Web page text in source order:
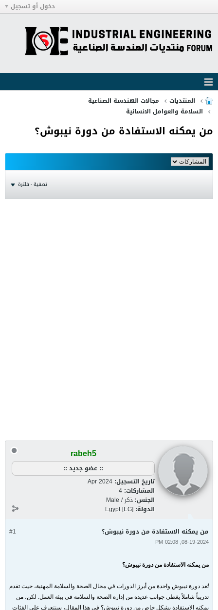
دخول أو تسجيل
المنتديات
مجالات الهندسة الصناعية
السلامة والعوامل الانسانية
من يمكنه الاستفادة من دورة نيبوش؟
تصفية - فلترة
rabeh5
:: عضو جديد ::
تاريخ التسجيل: Apr 2024
المشاركات: 4
الجنس: ذكر / Male
الدولة: Egypt [EG]
#1 من يمكنه الاستفادة من دورة نيبوش؟
08-19-2024, 02:08 PM
من يمكنه الاستفادة من دورة نيبوش؟
تُعد دورة نيبوش واحدة من أبرز الدورات في مجال الصحة والسلامة المهنية، حيث تقدم
تدريباً شاملاً يغطي جوانب عديدة من إدارة الصحة والسلامة في بيئة العمل. لكن، من
يمكنه الاستفادة بشكل خاص من دورة نيبوش؟ في هذا المقال، سنتعرف على الفئات